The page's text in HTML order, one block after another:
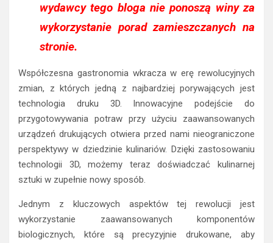
wydawcy tego bloga nie ponoszą winy za
wykorzystanie porad zamieszczanych na
stronie.
Współczesna gastronomia wkracza w erę rewolucyjnych
zmian, z których jedną z najbardziej porywających jest
technologia druku 3D. Innowacyjne podejście do
przygotowywania potraw przy użyciu zaawansowanych
urządzeń drukujących otwiera przed nami nieograniczone
perspektywy w dziedzinie kulinariów. Dzięki zastosowaniu
technologii 3D, możemy teraz doświadczać kulinarnej
sztuki w zupełnie nowy sposób.
Jednym z kluczowych aspektów tej rewolucji jest
wykorzystanie zaawansowanych komponentów
biologicznych, które są precyzyjnie drukowane, aby